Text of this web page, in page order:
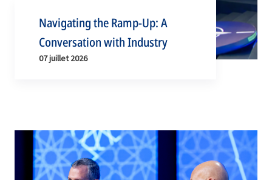
Navigating the Ramp-Up: A
Conversation with Industry
07 juillet 2026